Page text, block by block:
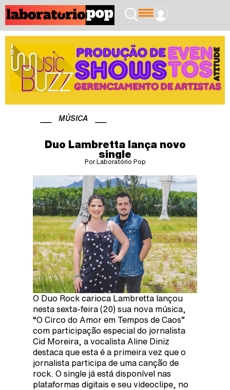
MÚSICA
Duo Lambretta lança novo
single
Por Laboratório Pop
O Duo Rock carioca Lambretta lançou
nesta sexta-feira (20) sua nova música,
“O Circo do Amor em Tempos de Caos”
com participação especial do jornalista
Cid Moreira, a vocalista Aline Diniz
destaca que esta é a primeira vez que o
jornalista participa de uma canção de
rock. O single já está disponível nas
plataformas digitais e seu videoclipe, no